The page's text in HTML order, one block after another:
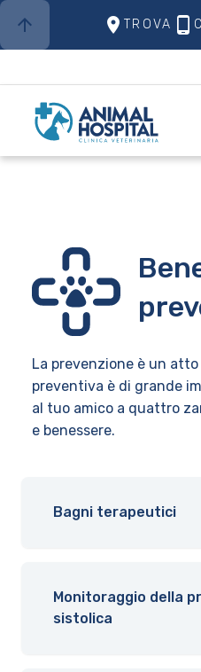
arrow_upward placeTROVA phone_android
La prevenzione è un
preventiva è di grande
al tuo amico a quattro
e benessere.
Bagni terapeutici
Monitoraggio della
sistolica